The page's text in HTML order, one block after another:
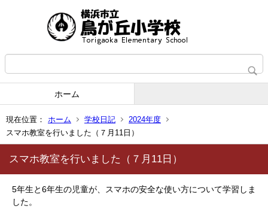
ホーム
現在位置： ホーム 学校日記
2024年度
スマホ教室を行いました（７月11日）
スマホ教室を行いました（７月11日）
5年生と6年生の児童が、スマホの安全な使い方について学習しま
した。